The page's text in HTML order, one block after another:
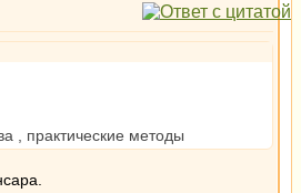
, практические методы